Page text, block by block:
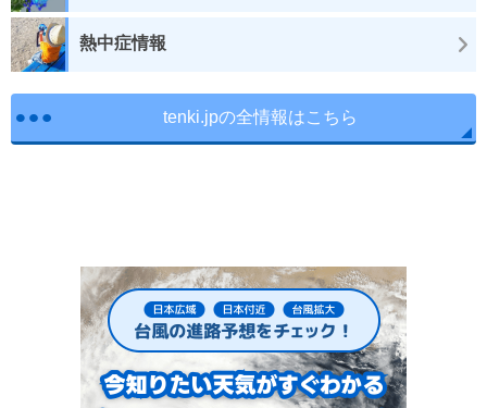
熱中症情報
tenki.jpの全情報はこちら